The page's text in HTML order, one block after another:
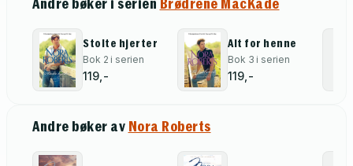
Stolte hjerter
Bok 2 i serien
119,-
Alt for henne
Bok 3 i serien
119,-
Andre bøker av Nora Roberts